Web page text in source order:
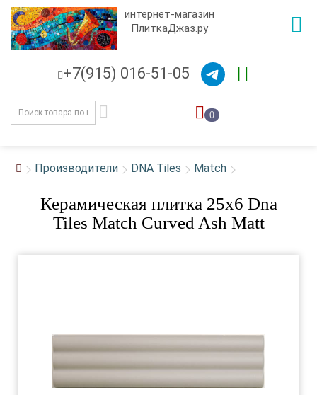
интернет-магазин
ПлиткаДжаз.ру
+7(915) 016-51-05
0
Производители DNA Tiles Match
Керамическая плитка 25x6 Dna
Tiles Match Curved Ash Matt